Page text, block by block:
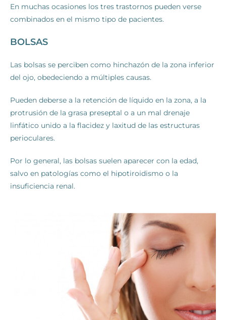
En muchas ocasiones los tres trastornos pueden verse
combinados en el mismo tipo de pacientes.
BOLSAS
Las bolsas se perciben como hinchazón de la zona inferior
del ojo, obedeciendo a múltiples causas.
Pueden deberse a la retención de líquido en la zona, a la
protrusión de la grasa preseptal o a un mal drenaje
linfático unido a la flacidez y laxitud de las estructuras
perioculares.
Por lo general, las bolsas suelen aparecer con la edad,
salvo en patologías como el hipotiroidismo o la
insuficiencia renal.